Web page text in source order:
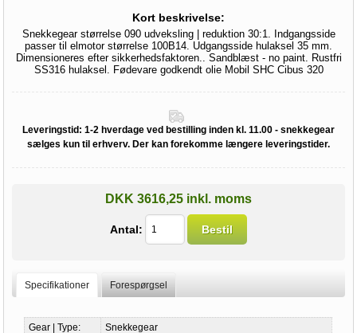
Kort beskrivelse:
Snekkegear størrelse 090 udveksling | reduktion 30:1. Indgangsside
passer til elmotor størrelse 100B14. Udgangsside hulaksel 35 mm.
Dimensioneres efter sikkerhedsfaktoren.. Sandblæst - no paint. Rustfri
SS316 hulaksel. Fødevare godkendt olie Mobil SHC Cibus 320
Leveringstid: 1-2 hverdage ved bestilling inden kl. 11.00 - snekkegear
sælges kun til erhverv. Der kan forekomme længere leveringstider.
DKK 3616,25 inkl. moms
Antal: Bestil
Specifikationer Forespørgsel
Gear | Type:
Snekkegear